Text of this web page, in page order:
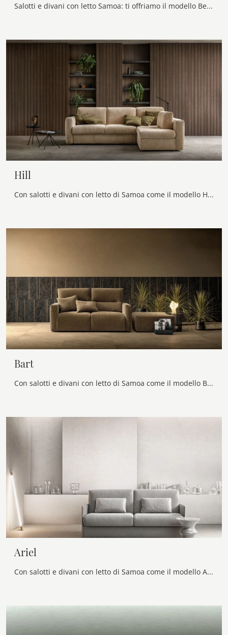
Salotti e divani con letto Samoa: ti offriamo il modello Beauty in tessuto per arricchire il living.
Hill
Con salotti e divani con letto di Samoa come il modello Hill in tessuto, potrai completare il tuo progetto d'arredo.
Bart
Con salotti e divani con letto di Samoa come il modello Bart in tessuto, potrai ultimare il tuo progetto d'arredo.
Ariel
Con salotti e divani con letto di Samoa come il modello Ariel in tessuto, potrai completare il tuo progetto d'arredo.